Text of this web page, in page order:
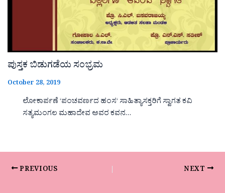
ಪುಸ್ತಕ ಬಿಡುಗಡೆಯ ಸಂಭ್ರಮ
October 28, 2019
ಲೋಕಾರ್ಪಣೆ ‘ಪಂಚವರ್ಣದ ಹಂಸ‘ ಸಾಹಿತ್ಯಾಸಕ್ತರಿಗೆ ಸ್ವಾಗತ ಕವಿ
ಸತ್ಯಮಂಗಲ ಮಹಾದೇವ ಅವರ ಕವನ…
PREVIOUS NEXT